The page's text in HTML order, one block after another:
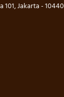
101, Jakarta - 10440